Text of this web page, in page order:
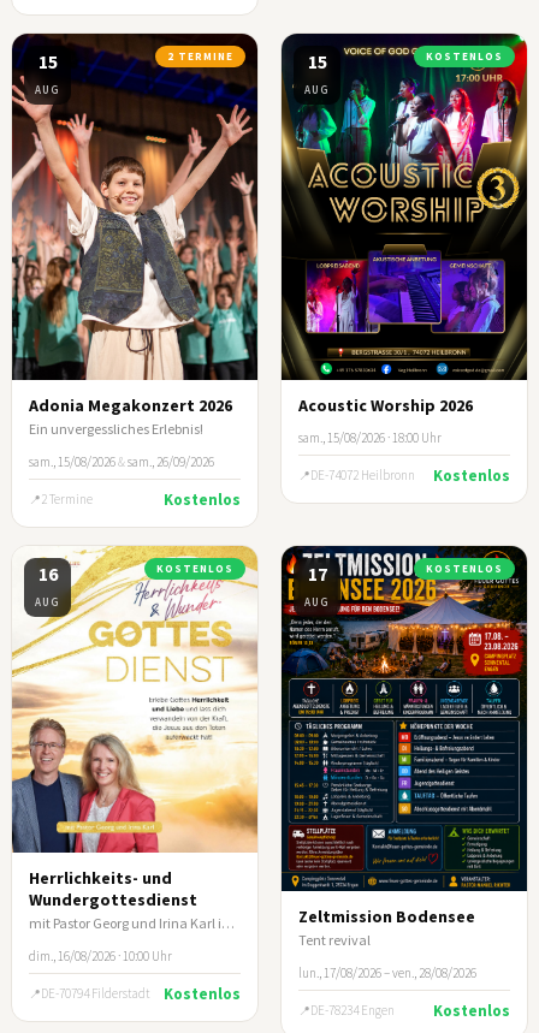
15
AUG
2 TERMINE
Adonia Megakonzert 2026
Ein unvergessliches Erlebnis!
sam., 15/08/2026&sam., 26/09/2026
2 Termine Kostenlos
15
AUG
KOSTENLOS
Acoustic Worship 2026
sam., 15/08/2026 · 18:00 Uhr
DE-74072 Heilbronn Kostenlos
16
AUG
KOSTENLOS
Herrlichkeits- und
Wundergottesdienst
mit Pastor Georg und Irina Karl in Filderstadt/Stuttgart
dim., 16/08/2026 · 10:00 Uhr
DE-70794 Filderstadt Kostenlos
17
AUG
KOSTENLOS
Zeltmission Bodensee
Tent revival
lun., 17/08/2026 – ven., 28/08/2026
DE-78234 Engen Kostenlos